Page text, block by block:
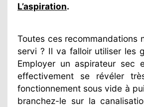
L’aspiration.
Toutes ces recommandations
servi ? Il va falloir utiliser les
Employer un aspirateur sec
effectivement se révéler
fonctionnement sous vide à
branchez-le sur la